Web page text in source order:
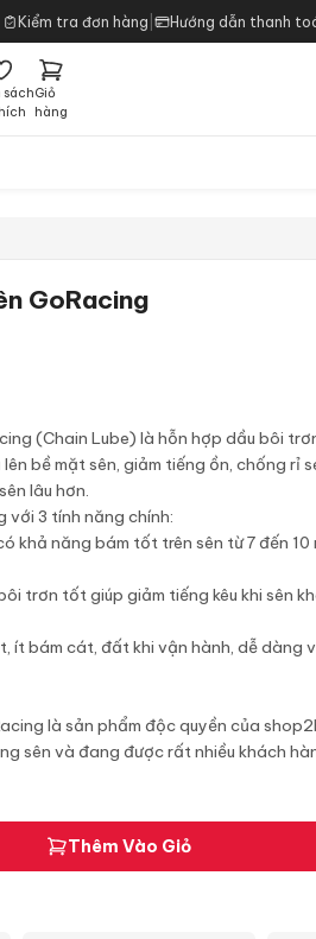
Kiểm tra đơn hàng Hướng dẫn thanh
sáchGiỏ
hàng
GoRacing
(Chain Lube) là hỗn hợp dầu bôi
bề mặt sên, giảm tiếng ồn, chống rỉ
lâu hơn.
với 3 tính năng chính:
khả năng bám tốt trên sên từ 7 đến
trơn tốt giúp giảm tiếng kêu khi sên
ít bám cát, đất khi vận hành, dễ dàng
là sản phẩm độc quyền của
sên và đang được rất nhiều khách
Thêm Vào Giỏ